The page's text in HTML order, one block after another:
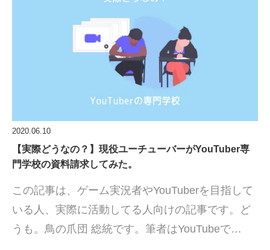
2020.06.10
【実際どうなの？】現役ユーチューバーがYouTuber専
門学校の資料請求してみた。
この記事は、ゲーム実況者やYouTuberを目指して
いる人、実際に活動してる人向けの記事です。ど
うも。鳥の爪団 総統です。筆者はYouTubeで…